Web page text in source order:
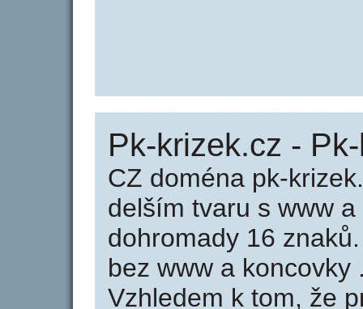
Pk-krizek.cz -
CZ doména pk-
delším tvaru s www
dohromady 16
bez www a
Vzhledem k tom, že